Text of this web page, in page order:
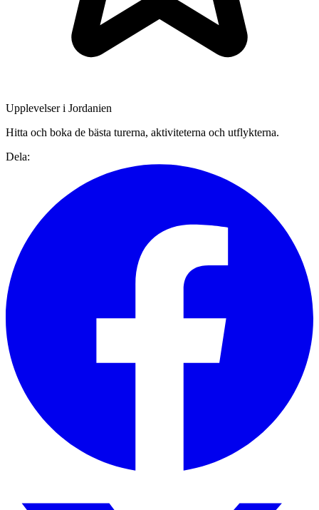
Upplevelser i Jordanien
Hitta och boka de bästa turerna, aktiviteterna och utflykterna.
Dela: